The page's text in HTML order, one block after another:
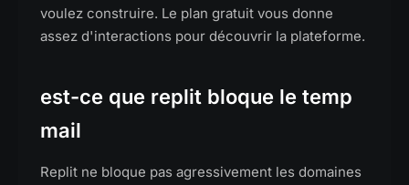
voulez construire. Le plan gratuit vous donne
assez d'interactions pour découvrir la plateforme.
est-ce que replit bloque le temp
mail
Replit ne bloque pas agressivement les domaines